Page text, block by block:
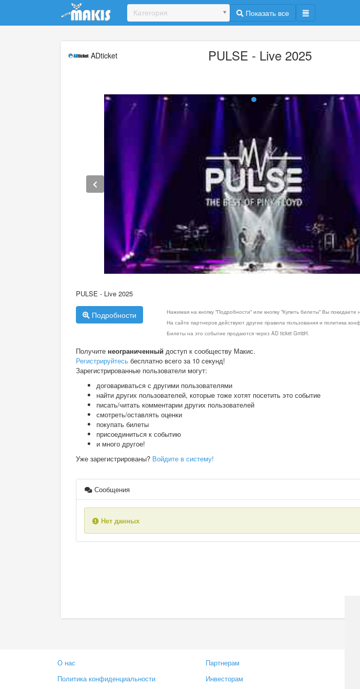
Update cookies preferences
Категория Показать все
ADticket PULSE - Live 2025
PULSE - Live 2025
Подробности
Нажимая на кнопку "Подробности" или кнопку "Купить билеты" Вы покидаете
На сайте партнеров действуют другие правила пользования и политика
Билеты на это событие продаются через AD ticket GmbH.
Получите неограниченный доступ к сообществу Макис.
Регистрируйтесь бесплатно всего за 10 секунд!
Зарегистрированные пользователи могут:
договариваться с другими пользователями
найти других пользователей, которые тоже хотят посетить это событие
писать/читать комментарии других пользователей
смотреть/оставлять оценки
покупать билеты
присоединиться к событию
и много другое!
Уже зарегистрированы? Войдите в систему!
Сообщения
Нет данных
О нас
Политика конфиденциальности
Партнерам
Инвесторам